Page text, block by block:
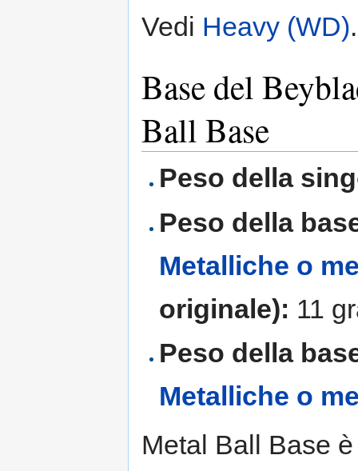
Vedi Heavy (WD).
Base del
Ball Base
Peso della
Peso della
Metalliche o
originale): 11
Peso della
Metalliche o
Metal Ball Base